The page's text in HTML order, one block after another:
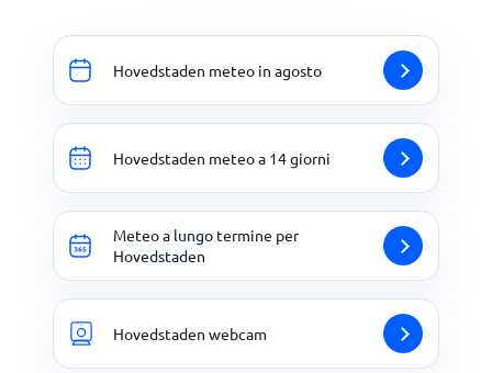
Hovedstaden meteo in agosto
Hovedstaden meteo a 14 giorni
Meteo a lungo termine per
Hovedstaden
Hovedstaden webcam